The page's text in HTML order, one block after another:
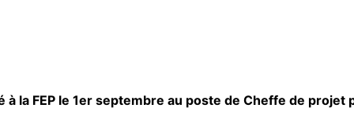
à la FEP le 1er septembre au poste de Cheffe de